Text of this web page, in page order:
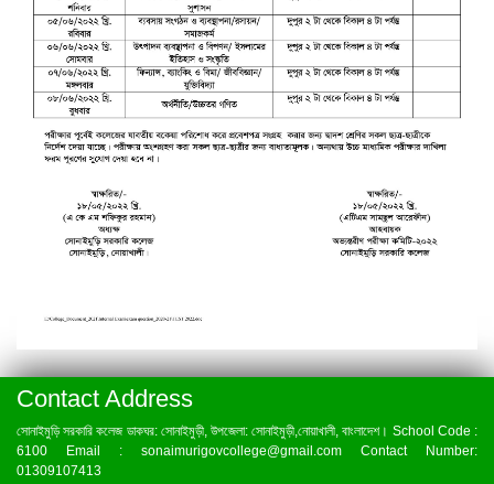
Contact Address
সোনাইমুড়ি সরকারি কলেজ ডাকঘর: সোনাইমুড়ী, উপজেলা: সোনাইমুড়ী,নোয়াখালী, বাংলাদেশ। School Code :
6100 Email : sonaimurigovcollege@gmail.com Contact Number:
01309107413